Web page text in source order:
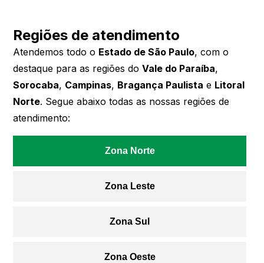
Regiões de atendimento
Atendemos todo o Estado de São Paulo, com o
destaque para as regiões doVale do Paraíba,
Sorocaba, Campinas, Bragança Paulista e Litoral
Norte. Segue abaixo todas as nossas regiões de
atendimento:
Zona Norte
Zona Leste
Zona Sul
Zona Oeste